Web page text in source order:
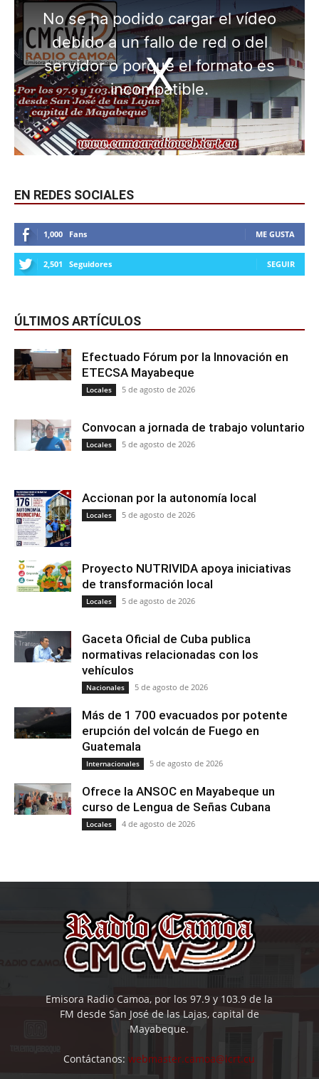
EN REDES SOCIALES
1,000 Fans ME GUSTA
2,501 Seguidores SEGUIR
ÚLTIMOS ARTÍCULOS
Efectuado Fórum por la Innovación en
ETECSA Mayabeque
Locales 5 de agosto de 2026
Convocan a jornada de trabajo voluntario
Locales 5 de agosto de 2026
Accionan por la autonomía local
Locales 5 de agosto de 2026
Proyecto NUTRIVIDA apoya iniciativas
de transformación local
Locales 5 de agosto de 2026
Gaceta Oficial de Cuba publica
normativas relacionadas con los
vehículos
Nacionales 5 de agosto de 2026
Más de 1 700 evacuados por potente
erupción del volcán de Fuego en
Guatemala
Internacionales 5 de agosto de 2026
Ofrece la ANSOC en Mayabeque un
curso de Lengua de Señas Cubana
Locales 4 de agosto de 2026
Emisora Radio Camoa, por los 97.9 y 103.9 de la
FM desde San José de las Lajas, capital de
Mayabeque.
Contáctanos:webmaster.camoa@icrt.cu